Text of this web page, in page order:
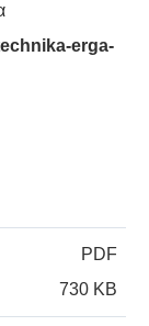
erga-
PDF
730 KB